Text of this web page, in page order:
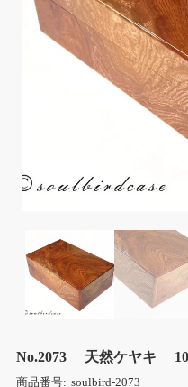
No.2073 天然ケヤキ 10
商品番号: soulbird-2073